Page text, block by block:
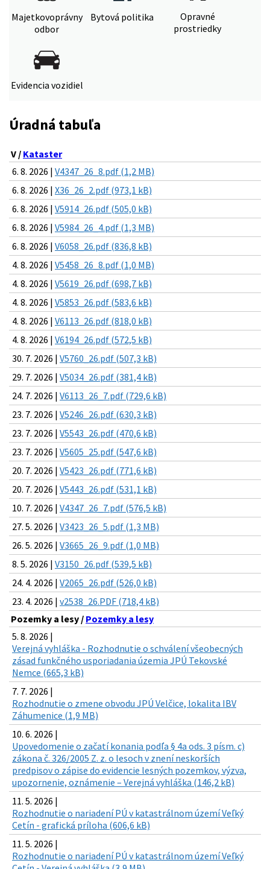
Majetkovoprávny
odbor
Bytová politika
Opravné
prostriedky
Evidencia vozidiel
Úradná tabuľa
V / Kataster
6. 8. 2026 | V4347_26_8.pdf (1,2 MB)
6. 8. 2026 | X36_26_2.pdf (973,1 kB)
6. 8. 2026 | V5914_26.pdf (505,0 kB)
6. 8. 2026 | V5984_26_4.pdf (1,3 MB)
6. 8. 2026 | V6058_26.pdf (836,8 kB)
4. 8. 2026 | V5458_26_8.pdf (1,0 MB)
4. 8. 2026 | V5619_26.pdf (698,7 kB)
4. 8. 2026 | V5853_26.pdf (583,6 kB)
4. 8. 2026 | V6113_26.pdf (818,0 kB)
4. 8. 2026 | V6194_26.pdf (572,5 kB)
30. 7. 2026 | V5760_26.pdf (507,3 kB)
29. 7. 2026 | V5034_26.pdf (381,4 kB)
24. 7. 2026 | V6113_26_7.pdf (729,6 kB)
23. 7. 2026 | V5246_26.pdf (630,3 kB)
23. 7. 2026 | V5543_26.pdf (470,6 kB)
23. 7. 2026 | V5605_25.pdf (547,6 kB)
20. 7. 2026 | V5423_26.pdf (771,6 kB)
20. 7. 2026 | V5443_26.pdf (531,1 kB)
10. 7. 2026 | V4347_26_7.pdf (576,5 kB)
27. 5. 2026 | V3423_26_5.pdf (1,3 MB)
26. 5. 2026 | V3665_26_9.pdf (1,0 MB)
8. 5. 2026 | V3150_26.pdf (539,5 kB)
24. 4. 2026 | V2065_26.pdf (526,0 kB)
23. 4. 2026 | v2538_26.PDF (718,4 kB)
Pozemky a lesy / Pozemky a lesy
5. 8. 2026 |
Verejná vyhláška - Rozhodnutie o schválení všeobecných
zásad funkčného usporiadania územia JPÚ Tekovské
Nemce (665,3 kB)
7. 7. 2026 |
Rozhodnutie o zmene obvodu JPÚ Velčice, lokalita IBV
Záhumenice (1,9 MB)
10. 6. 2026 |
Upovedomenie o začatí konania podľa § 4a ods. 3 písm. c)
zákona č. 326/2005 Z. z. o lesoch v znení neskorších
predpisov o zápise do evidencie lesných pozemkov, výzva,
upozornenie, oznámenie – Verejná vyhláška (146,2 kB)
11. 5. 2026 |
Rozhodnutie o nariadení PÚ v katastrálnom území Veľký
Cetín - grafická príloha (606,6 kB)
11. 5. 2026 |
Rozhodnutie o nariadení PÚ v katastrálnom území Veľký